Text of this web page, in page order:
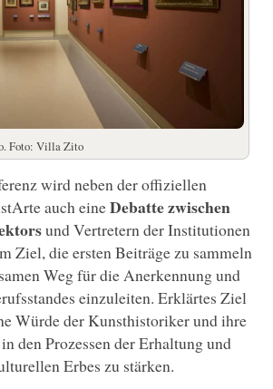
Foto: Villa Zito
wird neben der offiziellen
auch eineDebatte zwischen
und Vertretern der Institutionen
Ziel, die ersten Beiträge zu sammeln
Weg für die Anerkennung und
einzuleiten. Erklärtes Ziel
Würde der Kunsthistoriker und ihre
den Prozessen der Erhaltung und
Erbes zu stärken.